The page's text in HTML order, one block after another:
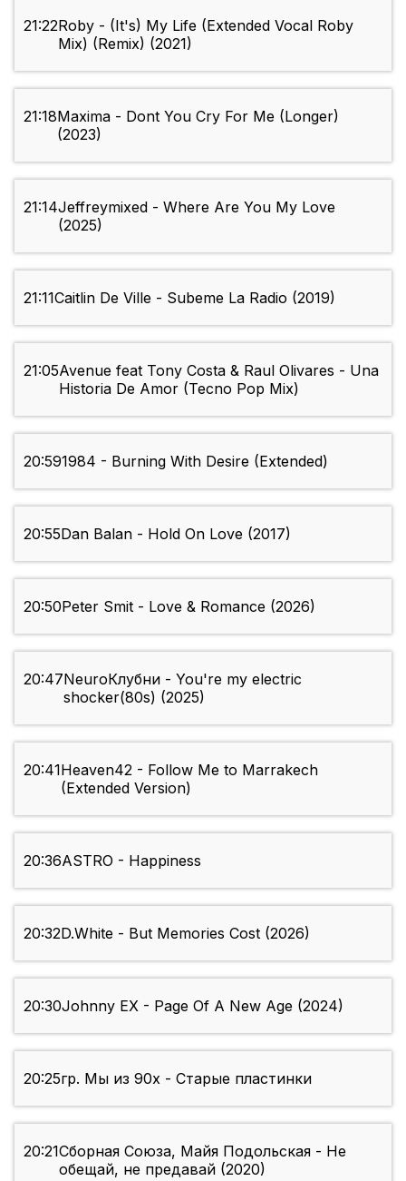
21:22Roby - (It's) My Life (Extended Vocal Roby
Mix) (Remix) (2021)
21:18Maxima - Dont You Cry For Me (Longer)
(2023)
21:14Jeffreymixed - Where Are You My Love
(2025)
21:11Caitlin De Ville - Subeme La Radio (2019)
21:05Avenue feat Tony Costa & Raul Olivares - Una
Historia De Amor (Tecno Pop Mix)
20:591984 - Burning With Desire (Extended)
20:55Dan Balan - Hold On Love (2017)
20:50Peter Smit - Love & Romance (2026)
20:47NeuroКлубни - You're my electric
shocker(80s) (2025)
20:41Heaven42 - Follow Me to Marrakech
(Extended Version)
20:36ASTRO - Happiness
20:32D.White - But Memories Cost (2026)
20:30Johnny EX - Page Of A New Age (2024)
20:25гр. Мы из 90х - Старые пластинки
20:21Сборная Союза, Майя Подольская - Не
обещай, не предавай (2020)